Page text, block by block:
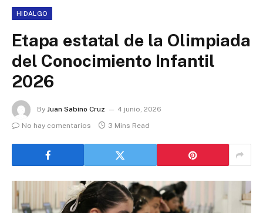
HIDALGO
Etapa estatal de la Olimpiada
del Conocimiento Infantil
2026
By Juan Sabino Cruz
4 junio, 2026
No hay comentarios
3 Mins Read